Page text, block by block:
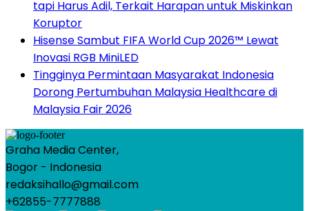
tapi Harus Adil, Terkait Harapan untuk Miskinkan
Koruptor
Hisense Sambut FIFA World Cup 2026™ Lewat
Inovasi RGB MiniLED
Tingginya Permintaan Masyarakat Indonesia
Dorong Pertumbuhan Malaysia Healthcare di
Malaysia Fair 2026
Graha Media Center,
Bogor - Indonesia
redaksihallo@gmail.com
+62855-7777888